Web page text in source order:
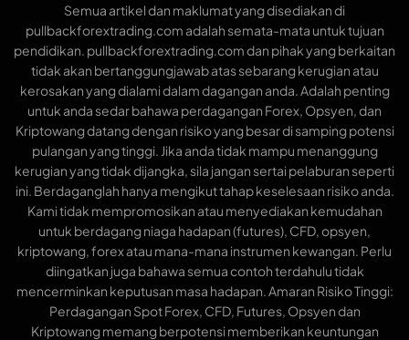
Semua artikel dan maklumat yang disediakan di
pullbackforextrading.com adalah semata-mata untuk tujuan
pendidikan. pullbackforextrading.com dan pihak yang berkaitan
tidak akan bertanggungjawab atas sebarang kerugian atau
kerosakan yang dialami dalam dagangan anda. Adalah penting
untuk anda sedar bahawa perdagangan Forex, Opsyen, dan
Kriptowang datang dengan risiko yang besar di samping potensi
pulangan yang tinggi. Jika anda tidak mampu menanggung
kerugian yang tidak dijangka, sila jangan sertai pelaburan seperti
ini. Berdaganglah hanya mengikut tahap keselesaan risiko anda.
Kami tidak mempromosikan atau menyediakan kemudahan
untuk berdagang niaga hadapan (futures), CFD, opsyen,
kriptowang, forex atau mana-mana instrumen kewangan. Perlu
diingatkan juga bahawa semua contoh terdahulu tidak
mencerminkan keputusan masa hadapan. Amaran Risiko Tinggi:
Perdagangan Spot Forex, CFD, Futures, Opsyen dan
Kriptowang memang berpotensi memberikan keuntungan